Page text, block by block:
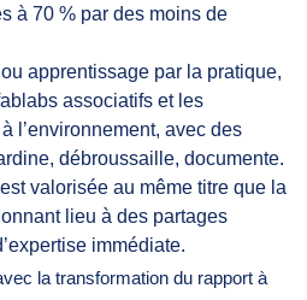
à 70 % par des moins de
apprentissage par la pratique,
associatifs et les
l’environnement, avec des
débroussaille, documente.
valorisée au même titre que la
lieu à des partages
immédiate.
la transformation du rapport à